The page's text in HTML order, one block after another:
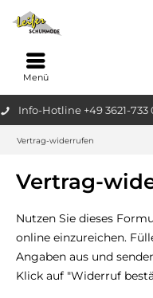
Info-Hotline +49 3621-733
Menü
Vertrag-widerrufen
Vertrag-
Nutzen Sie dieses
online einzureichen.
Angaben aus und
Klick auf "Widerruf